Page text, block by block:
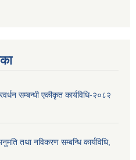
सम्बन्धी एकीकृत कार्यविधि-२०८२
तथा नविकरण सम्बन्धि कार्यविधि,